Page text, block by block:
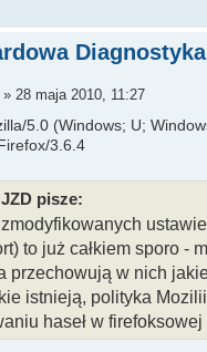
» 28 maja 2010, 11:27
5.0 (Windows; U;
3.6.4
pisze:
to już całkiem sporo -
przechowują w nich
istnieją, polityka
haseł w